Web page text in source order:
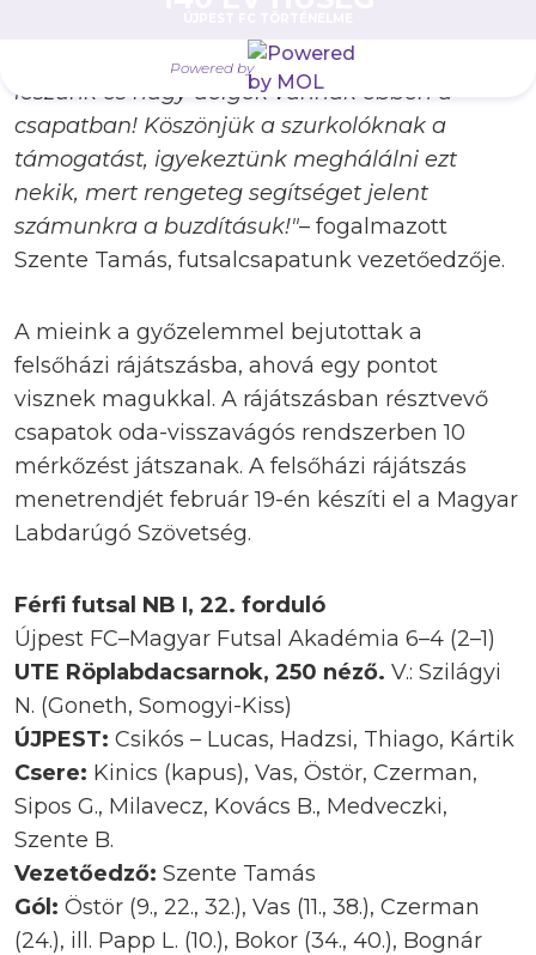
Powered by
a felsőházba jutás miatt magabiztosabbak
leszünk és nagy dolgok vannak ebben a
csapatban! Köszönjük a szurkolóknak a
támogatást, igyekeztünk meghálálni ezt
nekik, mert rengeteg segítséget jelent
számunkra a buzdításuk!"– fogalmazott
Szente Tamás, futsalcsapatunk vezetőedzője.
A mieink a győzelemmel bejutottak a
felsőházi rájátszásba, ahová egy pontot
visznek magukkal. A rájátszásban résztvevő
csapatok oda-visszavágós rendszerben 10
mérkőzést játszanak. A felsőházi rájátszás
menetrendjét február 19-én készíti el a Magyar
Labdarúgó Szövetség.
Férfi futsal NB I, 22. forduló
Újpest FC–Magyar Futsal Akadémia 6–4 (2–1)
UTE Röplabdacsarnok, 250 néző. V.: Szilágyi
N. (Goneth, Somogyi-Kiss)
ÚJPEST: Csikós – Lucas, Hadzsi, Thiago, Kártik
Csere: Kinics (kapus), Vas, Östör, Czerman,
Sipos G., Milavecz, Kovács B., Medveczki,
Szente B.
Vezetőedző: Szente Tamás
Gól: Östör (9., 22., 32.), Vas (11., 38.), Czerman
(24.), ill. Papp L. (10.), Bokor (34., 40.), Bognár